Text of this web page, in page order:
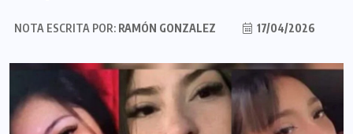
NOTA ESCRITA POR: RAMÓN GONZALEZ 17/04/2026